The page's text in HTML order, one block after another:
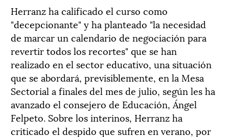
Herranz ha calificado el curso como
"decepcionante" y ha planteado "la necesidad
de marcar un calendario de negociación para
revertir todos los recortes" que se han
realizado en el sector educativo, una situación
que se abordará, previsiblemente, en la Mesa
Sectorial a finales del mes de julio, según les ha
avanzado el consejero de Educación, Ángel
Felpeto. Sobre los interinos, Herranz ha
criticado el despido que sufren en verano, por